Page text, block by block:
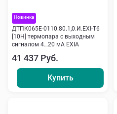
Новинка
ДТПК065Е-0110.80.1,0.И.ЕХI-Т6
[10Н] термопара с выходным
сигналом 4…20 мА EXIA
41 437 Руб.
Купить